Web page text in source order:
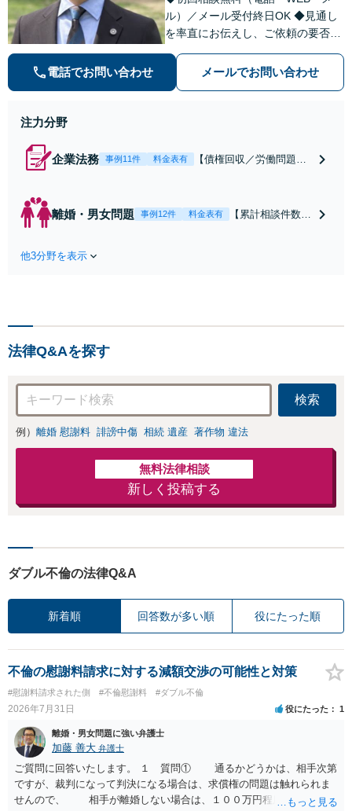
ル）／メール受付終日OK ◆見通し
を率直にお伝えし、ご依頼の要否も
解決まで弁護士本人が一貫してスピ
ーディーに対応いたします。 ◆累計
電話でお問い合わせ メールでお問い合わせ
注力分野
企業法務 事例11件 料金表有
【債権回収／労働問題／
のトラブル・会社内のト
ラブルなど、事後の解決
離婚・男女問題 事例12件 料金表有
【累計相談件数20
様の話を丁寧にう
を正確に読み取り
ます。【東京都在
住以外の方も対
応】
他3分野を表示
法律Q&Aを探す
検索
例） 離婚 慰謝料 誹謗中傷 相続 遺産 著作物 違法
無料法律相談
新しく投稿する
ダブル不倫の法律Q&A
新着順 回答数が多い順 役にたった順
不倫の慰謝料請求に対する減額交渉の可能性と対策
#慰謝料請求された側 #不倫慰謝料 #ダブル不倫
2026年7月31日 役にたった 1
離婚・男女問題に強い弁護士
加藤 善大 弁護士
ご質問に回答いたします。 １ 質問① 通るかどうかは、相手次第
ですが、裁判になって判決になる場合は、求償権の問題は触れられま
せんので、 相手が離婚しない場合は、１００万円程度となる可能